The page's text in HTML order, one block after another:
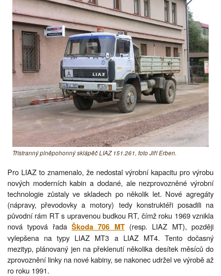
Třístranný plněpohonný sklápěč LIAZ 151.261, foto Jiří Erben.
Pro LIAZ to znamenalo, že nedostal výrobní kapacitu pro výrobu
nových moderních kabin a dodané, ale nezprovozněné výrobní
technologie zůstaly ve skladech po několik let. Nové agregáty
(nápravy, převodovky a motory) tedy konstruktéři posadili na
původní rám RT s upravenou budkou RT, čímž roku 1969 vznikla
nová typová řada Škoda 706 MT(resp. LIAZ MT), později
vylepšena na typy LIAZ MT3 a LIAZ MT4. Tento dočasný
mezityp, plánovaný jen na překlenutí několika desítek měsíců do
zprovoznění linky na nové kabiny, se nakonec udržel ve výrobě až
ro roku 1991.